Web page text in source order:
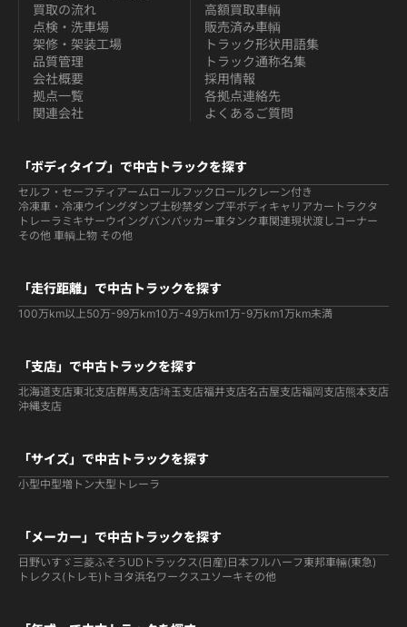
買取の流れ
高額買取車輌
点検・洗車場
架修・架装工場
品質管理
販売済み車輌
トラック形状用語集
トラック通称名集
会社概要
拠点一覧
関連会社
採用情報
各拠点連絡先
よくあるご質問
「ボディタイプ」で中古トラックを探す
セルフ・セーフティ アームロールフックロールクレーン付き
冷凍車・冷凍ウイングダンプ土砂禁ダンプ平ボディ キャリアカー トラクタ
トレーラ ミキサーウイングバンパッカー車タンク車関連現状渡しコーナー
その他 車輌上物 その他
「走行距離」で中古トラックを探す
100万km以上50万-99万km10万-49万km1万-9万km1万km未満
「支店」で中古トラックを探す
北海道支店東北支店群馬支店埼玉支店福井支店名古屋支店福岡支店熊本支店
沖縄支店
「サイズ」で中古トラックを探す
小型中型増トン大型 トレーラ
「メーカー」で中古トラックを探す
日野いすゞ 三菱ふそう UDトラックス(日産) 日本フルハーフ 東邦車輛(東急)
トレクス(トレモ) トヨタ浜名ワークスユソーキその他